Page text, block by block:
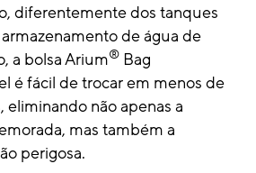
diferentemente dos tanques
de água de
a bolsa Arium® Bag
é fácil de trocar em menos de
eliminando não apenas a
mas também a
perigosa.